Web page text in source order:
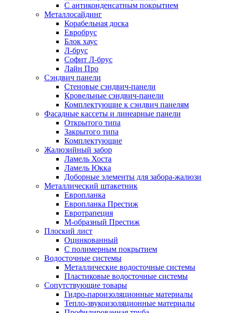
С антиконденсатным покрытием
Металлосайдинг
Корабельная доска
Евробрус
Блок хаус
Л-брус
Софит Л-брус
Лайн Про
Сэндвич панели
Стеновые сэндвич-панели
Кровельные сэндвич-панели
Комплектующие к сэндвич панелям
Фасадные кассеты и линеарные панели
Открытого типа
Закрытого типа
Комплектующие
Жалюзийный забор
Ламель Хоста
Ламель Юкка
Доборные элементы для забора-жалюзи
Металлический штакетник
Европланка
Европланка Престиж
Евротрапеция
М-образный Престиж
Плоский лист
Оцинкованный
С полимерным покрытием
Водосточные системы
Металлические водосточные системы
Пластиковые водосточные системы
Сопутствующие товары
Гидро-пароизоляционные материалы
Тепло-звукоизоляционные материалы